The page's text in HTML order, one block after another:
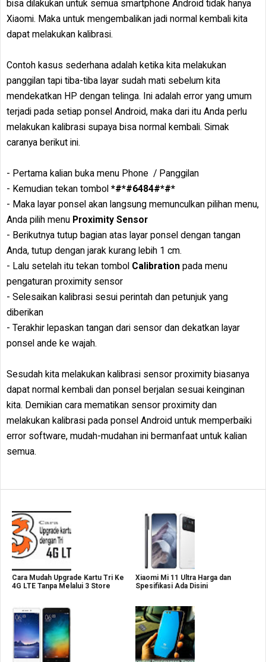
bisa dilakukan untuk semua smartphone Android tidak hanya
Xiaomi. Maka untuk mengembalikan jadi normal kembali kita
dapat melakukan kalibrasi.
Contoh kasus sederhana adalah ketika kita melakukan
panggilan tapi tiba-tiba layar sudah mati sebelum kita
mendekatkan HP dengan telinga. Ini adalah error yang umum
terjadi pada setiap ponsel Android, maka dari itu Anda perlu
melakukan kalibrasi supaya bisa normal kembali. Simak
caranya berikut ini.
- Pertama kalian buka menu Phone / Panggilan
- Kemudian tekan tombol *#*#6484#*#*
- Maka layar ponsel akan langsung memunculkan pilihan menu,
Anda pilih menu Proximity Sensor
- Berikutnya tutup bagian atas layar ponsel dengan tangan
Anda, tutup dengan jarak kurang lebih 1 cm.
- Lalu setelah itu tekan tombol Calibration pada menu
pengaturan proximity sensor
- Selesaikan kalibrasi sesui perintah dan petunjuk yang
diberikan
- Terakhir lepaskan tangan dari sensor dan dekatkan layar
ponsel ande ke wajah.
Sesudah kita melakukan kalibrasi sensor proximity biasanya
dapat normal kembali dan ponsel berjalan sesuai keinginan
kita. Demikian cara mematikan sensor proximity dan
melakukan kalibrasi pada ponsel Android untuk memperbaiki
error software, mudah-mudahan ini bermanfaat untuk kalian
semua.
Cara Mudah Upgrade Kartu Tri Ke
4G LTE Tanpa Melalui 3 Store
Xiaomi Mi 11 Ultra Harga dan
Spesifikasi Ada Disini